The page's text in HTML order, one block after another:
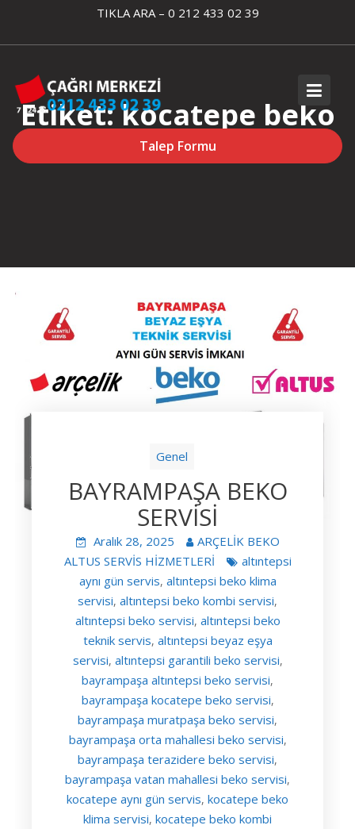
content
TIKLA ARA – 0 212 433 02 39
Talep Formu
Etiket:kocatepe beko
kombi servisi
Genel
BAYRAMPAŞA BEKO
SERVİSİ
Aralık 28, 2025
ARÇELİK BEKO
ALTUS SERVİS HİZMETLERİ
altıntepsi
aynı gün servis, altıntepsi beko klima
servisi, altıntepsi beko kombi servisi,
altıntepsi beko servisi, altıntepsi beko
teknik servis, altıntepsi beyaz eşya
servisi, altıntepsi garantili beko servisi,
bayrampaşa altıntepsi beko servisi,
bayrampaşa kocatepe beko servisi,
bayrampaşa muratpaşa beko servisi,
bayrampaşa orta mahallesi beko servisi,
bayrampaşa terazidere beko servisi,
bayrampaşa vatan mahallesi beko servisi,
kocatepe aynı gün servis, kocatepe beko
klima servisi, kocatepe beko kombi